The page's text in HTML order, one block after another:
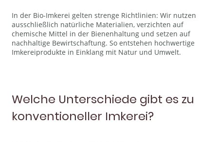
In der Bio-Imkerei gelten strenge Richtlinien: Wir nutzen
ausschließlich natürliche Materialien, verzichten auf
chemische Mittel in der Bienenhaltung und setzen auf
nachhaltige Bewirtschaftung. So entstehen hochwertige
Imkereiprodukte in Einklang mit Natur und Umwelt.
Welche Unterschiede gibt es zu
konventioneller Imkerei?